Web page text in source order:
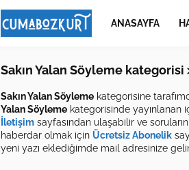
ANASAYFA
Sakın Yalan Söyleme kategorisi
Sakın Yalan Söyleme kategorisine
Yalan Söyleme kategorisinde yayınlanan
İletişim sayfasından ulaşabilir ve
haberdar olmak için Ücretsiz Abonelik
yeni yazı eklediğimde mail adresinize